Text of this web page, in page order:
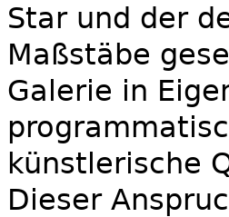
Star und der
Maßstäbe
Galerie in
künstlerische
Dieser